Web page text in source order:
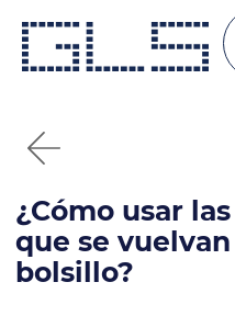
¿Cómo usar
que se
bolsillo?